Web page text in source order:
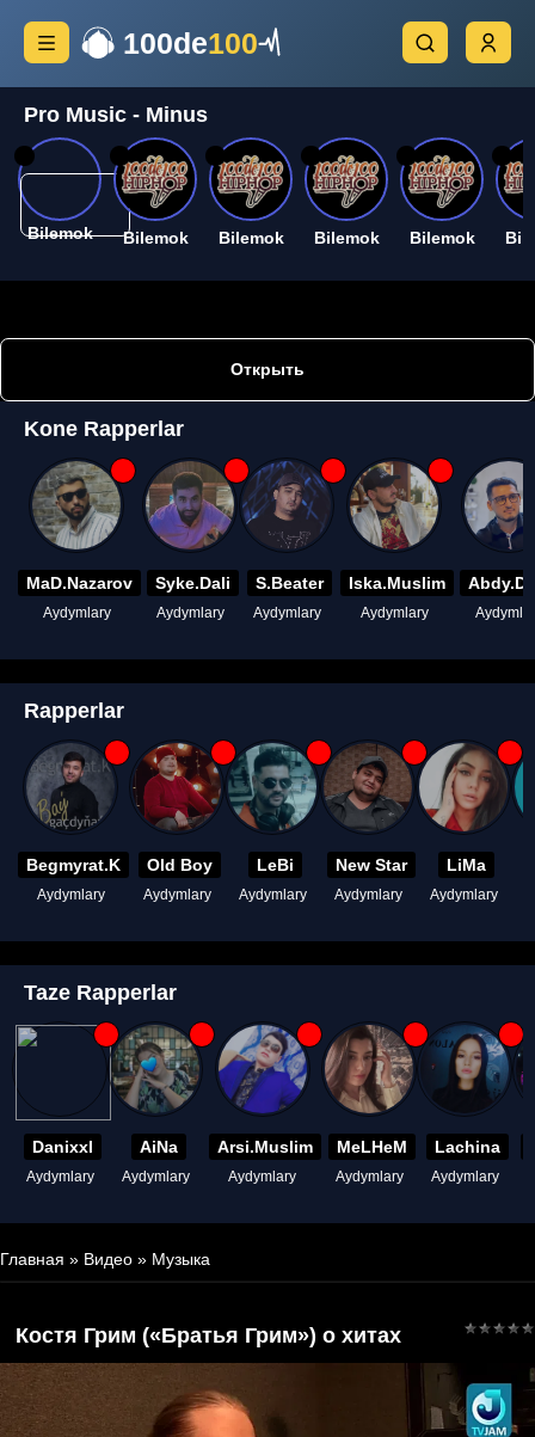
100de100
Pro Music - Minus
Bilemok Bilemok Bilemok Bilemok Bilemok
Открыть
Kone Rapperlar
MaD.Nazarov
Aydymlary
Syke.Dali
Aydymlary
S.Beater
Aydymlary
Iska.Muslim
Aydymlary
Rapperlar
Begmyrat.K
Aydymlary
Old Boy
Aydymlary
LeBi
Aydymlary
New Star
Aydymlary
LiMa
Aydymlary
Taze Rapperlar
Danixxl
Aydymlary
AiNa
Aydymlary
Arsi.Muslim
Aydymlary
MeLHeM
Aydymlary
Lachina
Aydymlary
Главная » Видео » Музыка
Костя Грим («Братья Грим») о хитах